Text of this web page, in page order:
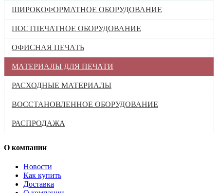
ШИРОКОФОРМАТНОЕ ОБОРУДОВАНИЕ
ПОСТПЕЧАТНОЕ ОБОРУДОВАНИЕ
ОФИСНАЯ ПЕЧАТЬ
МАТЕРИАЛЫ ДЛЯ ПЕЧАТИ
РАСХОДНЫЕ МАТЕРИАЛЫ
ВОССТАНОВЛЕННОЕ ОБОРУДОВАНИЕ
РАСПРОДАЖА
О компании
Новости
Как купить
Доставка